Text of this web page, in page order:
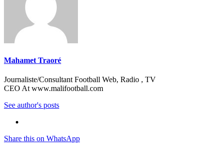
Mahamet Traoré
Journaliste/Consultant Football Web, Radio , TV
CEO At www.malifootball.com
See author's posts
Share this on WhatsApp